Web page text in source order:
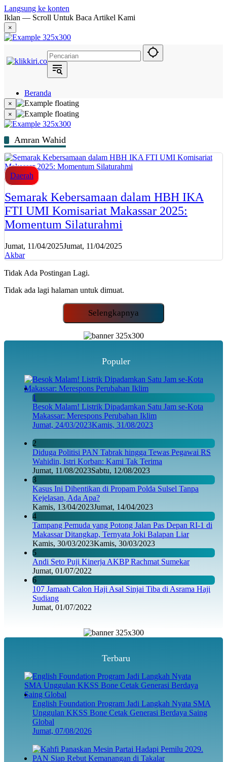
Langsung ke konten
Iklan — Scroll Untuk Baca Artikel Kami
×
Beranda
Hukum
Berita
Politik
Narasi
Daerah
Metropolis
Eksekutif
×
×
Amran Wahid
Daerah
Semarak Kebersamaan dalam HBH IKA
FTI UMI Komisariat Makassar 2025:
Momentum Silaturahmi
Jumat, 11/04/2025Jumat, 11/04/2025
Akbar
Tidak Ada Postingan Lagi.
Tidak ada lagi halaman untuk dimuat.
Selengkapnya
Populer
1
Besok Malam! Listrik Dipadamkan Satu Jam se-Kota
Makassar: Merespons Perubahan Iklim
Jumat, 24/03/2023Kamis, 31/08/2023
2
Diduga Politisi PAN Tabrak hingga Tewas Pegawai RS
Wahidin, Istri Korban: Kami Tak Terima
Jumat, 11/08/2023Sabtu, 12/08/2023
3
Kasus Ini Dihentikan di Propam Polda Sulsel Tanpa
Kejelasan, Ada Apa?
Kamis, 13/04/2023Jumat, 14/04/2023
4
Tampang Pemuda yang Potong Jalan Pas Depan RI-1 di
Makassar Ditangkap, Ternyata Joki Balapan Liar
Kamis, 30/03/2023Kamis, 30/03/2023
5
Andi Seto Puji Kinerja AKBP Rachmat Sumekar
Jumat, 01/07/2022
6
107 Jamaah Calon Haji Asal Sinjai Tiba di Asrama Haji
Sudiang
Jumat, 01/07/2022
Terbaru
English Foundation Program Jadi Langkah Nyata SMA
Unggulan KKSS Bone Cetak Generasi Berdaya Saing
Global
Jumat, 07/08/2026